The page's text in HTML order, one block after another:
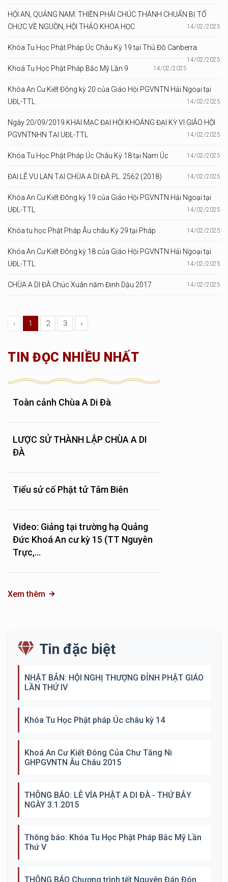
HỘI AN, QUẢNG NAM: THIỀN PHÁI CHÚC THÁNH CHUẨN BỊ TỔ
CHỨC VỀ NGUỒN, HỘI THẢO KHOA HỌC
14/02/2025
Khóa Tu Học Phật Pháp Úc Châu Kỳ 19 tại Thủ Đô Canberra
14/02/2025
Khoá Tu Học Phật Pháp Bắc Mỹ Lần 9 14/02/2025
Khóa An Cư Kiết Đông kỳ 20 của Giáo Hội PGVNTN Hải Ngoại tại
UĐL-TTL
14/02/2025
Ngày 20/09/2019 KHAI MẠC ĐẠI HỘI KHOÁNG ĐẠI KỲ VI GIÁO HỘI
PGVNTNHN TẠI UĐL-TTL
14/02/2025
Khóa Tu Học Phật Pháp Úc Châu Kỳ 18 tại Nam Úc 14/02/2025
ĐAI LỄ VU LAN TẠI CHÙA A DI ĐÀ PL. 2562 (2018) 14/02/2025
Khóa An Cư Kiết Đông kỳ 19 của Giáo Hội PGVNTN Hải Ngoại tại
UĐL-TTL
14/02/2025
Khóa tu học Phật Pháp Âu châu Kỳ 29 tại Pháp 14/02/2025
Khóa An Cư Kiết Đông kỳ 18 của Giáo Hội PGVNTN Hải Ngoại tại
UĐL-TTL
14/02/2025
CHÙA A DI ĐÀ Chúc Xuân năm Đinh Dậu 2017 14/02/2025
‹ 1 2 3 ›
TIN ĐỌC NHIỀU NHẤT
Toàn cảnh Chùa A Di Đà
LƯỢC SỬ THÀNH LẬP CHÙA A DI
ĐÀ
Tiểu sử cố Phật tử Tâm Biên
Video: Giảng tại trường hạ Quảng
Đức Khoá An cư kỳ 15 (TT Nguyên
Trực,...
Xem thêm
Tin đặc biệt
NHẬT BẢN: HỘI NGHỊ THƯỢNG ĐỈNH PHẬT GIÁO
LẦN THỨ IV
Khóa Tu Học Phật pháp Úc châu kỳ 14
Khoá An Cư Kiết Đông Của Chư Tăng Ni
GHPGVNTN Âu Châu 2015
THÔNG BÁO: LỄ VÍA PHẬT A DI ĐÀ - THỨ BẢY
NGÀY 3.1.2015
Thông báo: Khóa Tu Học Phật Pháp Bắc Mỹ Lần
Thứ V
THÔNG BÁO Chương trình tết Nguyên Đán Đón